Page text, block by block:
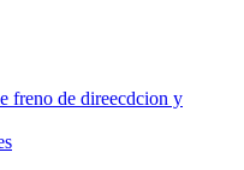
freno de direecdcion y